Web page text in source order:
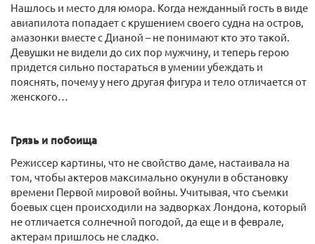
Нашлось и место для юмора. Когда нежданный гость в виде
авиапилота попадает с крушением своего судна на остров,
амазонки вместе с Дианой – не понимают кто это такой.
Девушки не видели до сих пор мужчину, и теперь герою
придется сильно постараться в умении убеждать и
пояснять, почему у него другая фигура и тело отличается от
женского…
Грязь и побоища
Режиссер картины, что не свойство даме, настаивала на
том, чтобы актеров максимально окунули в обстановку
времени Первой мировой войны. Учитывая, что съемки
боевых сцен происходили на задворках Лондона, который
не отличается солнечной погодой, да еще и в феврале,
актерам пришлось не сладко.